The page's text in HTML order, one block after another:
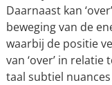
Daarnaast kan
beweging van de
waarbij de positie
van ‘over’ in
taal subtiel